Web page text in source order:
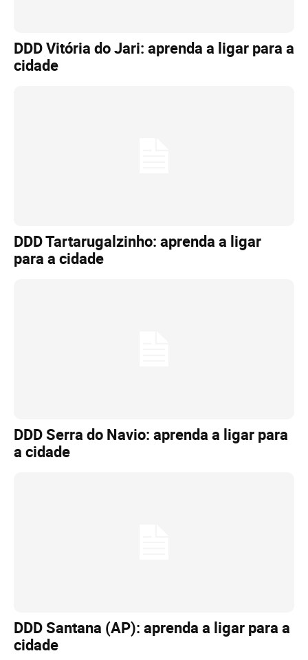
DDD Vitória do Jari: aprenda a ligar para a
cidade
DDD Tartarugalzinho: aprenda a ligar
para a cidade
DDD Serra do Navio: aprenda a ligar para
a cidade
DDD Santana (AP): aprenda a ligar para a
cidade